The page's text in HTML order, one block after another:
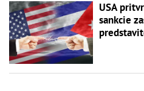
USA
sankcie